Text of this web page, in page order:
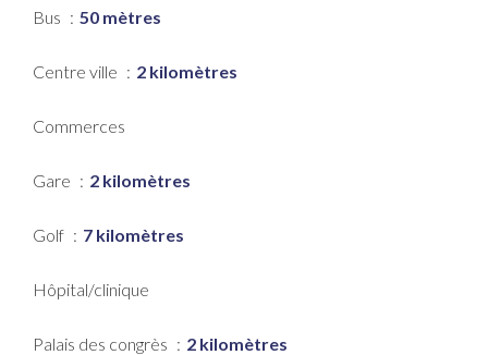
Bus 50 mètres
Centre ville 2 kilomètres
Commerces
Gare 2 kilomètres
Golf 7 kilomètres
Hôpital/clinique
Palais des congrès 2 kilomètres